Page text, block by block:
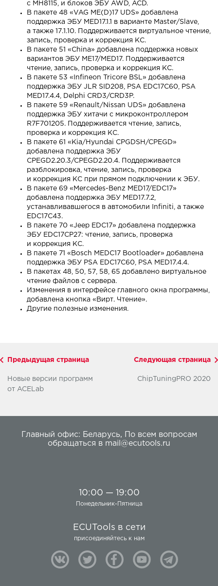
c MH8115, и блоков ЭБУ AWD, ACD.
В пакете 48 «VAG ME(D)17 UDS» добавлена
поддержка ЭБУ MED17.1.1 в варианте Master/Slave,
а также 17.1.10. Поддерживается виртуальное чтение,
запись, проверка и коррекция КС.
В пакете 51 «China» добавлена поддержка новых
вариантов ЭБУ ME17/MED17. Поддерживается
чтение, запись, проверка и коррекция КС.
В пакете 53 «Infineon Tricore BSL» добавлена
поддержка ЭБУ JLR SID208, PSA EDC17C60, PSA
MED17.4.4, Delphi CRD3/CRD3P.
В пакете 59 «Renault/Nissan UDS» добавлена
поддержка ЭБУ хитачи с микроконтроллером
R7F701205. Поддерживается чтение, запись,
проверка и коррекция КС.
В пакете 61 «Kia/Hyundai CPGDSH/CPEGD»
добавлена поддержка ЭБУ
CPEGD2.20.3/CPEGD2.20.4. Поддерживается
разблокировка, чтение, запись, проверка
и коррекция КС при прямом подключении к ЭБУ.
В пакете 69 «Mercedes-Benz MED17/EDC17»
добавлена поддержка ЭБУ MED17.7.2,
устанавливавшегося в автомобили Infiniti, а также
EDC17C43.
В пакете 70 «Jeep EDC17» добавлена поддержка
ЭБУ EDC17CP27: чтение, запись, проверка
и коррекция КС.
В пакете 71 «Bosch MEDC17 Bootloader» добавлена
поддержка ЭБУ PSA EDC17C60, PSA MED17.4.4.
В пакетах 48, 50, 57, 58, 65 добавлено виртуальное
чтение файлов с сервера.
Изменения в интерфейсе главного окна программы,
добавлена кнопка «Вирт. Чтение».
Другие полезные изменения.
Предыдущая страница
Новые версии программ
от ACELab
Следующая страница
ChipTuningPRO 2020
Главный офис: Беларусь,
По всем вопросам
обращаться в mail@ecutools.ru
10:00 — 19:00
Понедельник-Пятница
ECUTools в сети
присоединяйтесь к нам